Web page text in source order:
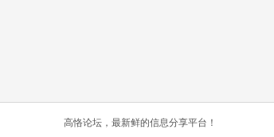
高恪论坛，最新鲜的信息分享平台！